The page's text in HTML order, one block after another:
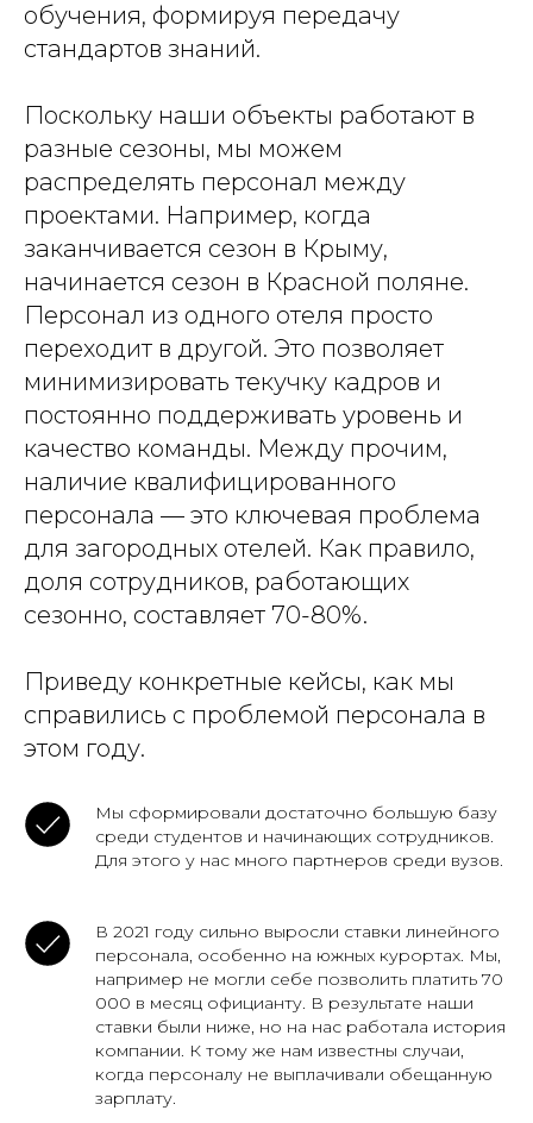
обучения, формируя передачу
стандартов знаний.
Поскольку наши объекты работают в
разные сезоны, мы можем
распределять персонал между
проектами. Например, когда
заканчивается сезон в Крыму,
начинается сезон в Красной поляне.
Персонал из одного отеля просто
переходит в другой. Это позволяет
минимизировать текучку кадров и
постоянно поддерживать уровень и
качество команды. Между прочим,
наличие квалифицированного
персонала — это ключевая проблема
для загородных отелей. Как правило,
доля сотрудников, работающих
сезонно, составляет 70-80%.
Приведу конкретные кейсы, как мы
справились с проблемой персонала в
этом году.
Мы сформировали достаточно большую базу
среди студентов и начинающих сотрудников.
Для этого у нас много партнеров среди вузов.
В 2021 году сильно выросли ставки линейного
персонала, особенно на южных курортах. Мы,
например не могли себе позволить платить 70
000 в месяц официанту. В результате наши
ставки были ниже, но на нас работала история
компании. К тому же нам известны случаи,
когда персоналу не выплачивали обещанную
зарплату.